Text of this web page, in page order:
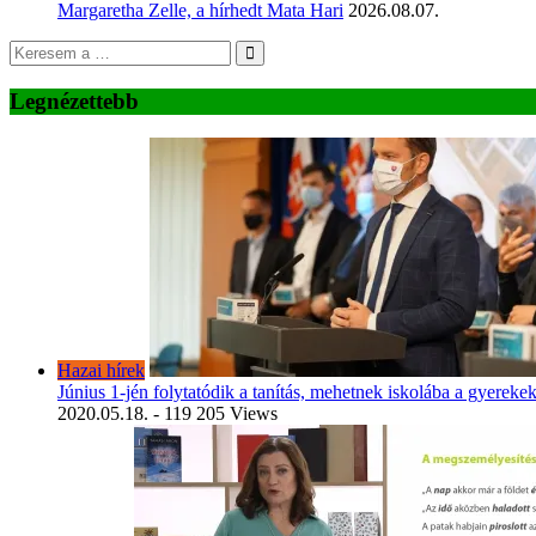
Margaretha Zelle, a hírhedt Mata Hari 2026.08.07.
Legnézettebb
Hazai hírek
Június 1-jén folytatódik a tanítás, mehetnek iskolába a gyerekek
2020.05.18. - 119 205 Views